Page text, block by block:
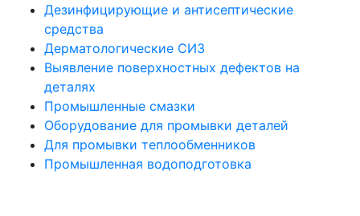
Дезинфицирующие и антисептические
средства
Дерматологические СИЗ
Выявление поверхностных дефектов на
деталях
Промышленные смазки
Оборудование для промывки деталей
Для промывки теплообменников
Промышленная водоподготовка